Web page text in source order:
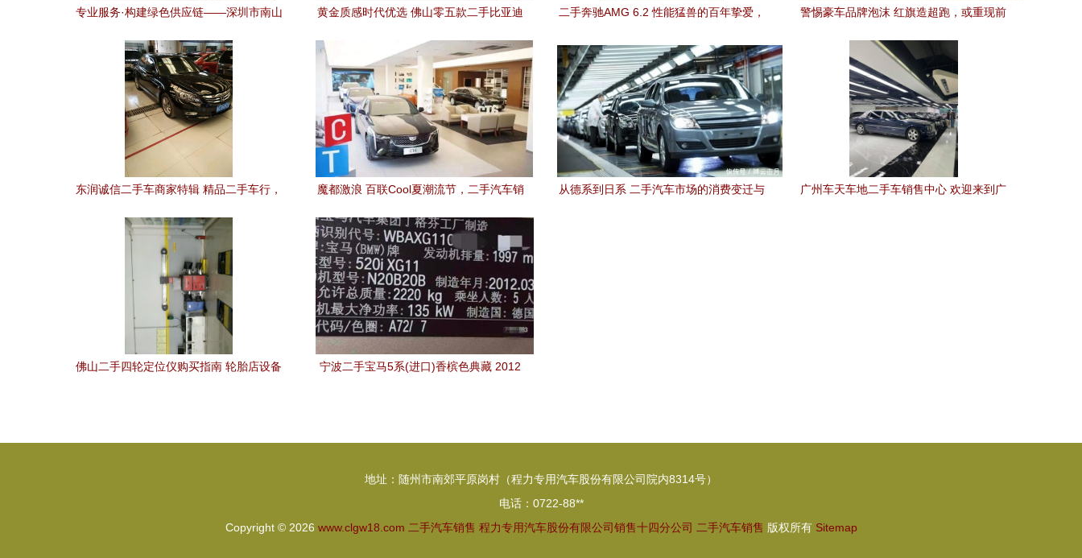
专业服务·构建绿色供应链——深圳市南山
黄金质感时代优选 佛山零五款二手比亚迪
二手奔驰AMG 6.2 性能猛兽的百年挚爱，
警惕豪车品牌泡沫 红旗造超跑，或重现前
东润诚信二手车商家特辑 精品二手车行，
魔都激浪 百联Cool夏潮流节，二手汽车销
从德系到日系 二手汽车市场的消费变迁与
广州车天车地二手车销售中心 欢迎来到广
佛山二手四轮定位仪购买指南 轮胎店设备
宁波二手宝马5系(进口)香槟色典藏 2012
地址：随州市南郊平原岗村（程力专用汽车股份有限公司院内8314号）
电话：0722-88**
Copyright © 2026 www.clgw18.com 二手汽车销售 程力专用汽车股份有限公司销售十四分公司 二手汽车销售 版权所有 Sitemap